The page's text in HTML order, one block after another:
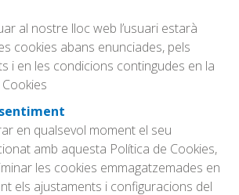
al nostre lloc web l’usuari estarà
cookies abans enunciades, pels
i en les condicions contingudes en la
en qualsevol moment el seu
amb aquesta Política de Cookies,
les cookies emmagatzemades en
els ajustaments i configuracions del